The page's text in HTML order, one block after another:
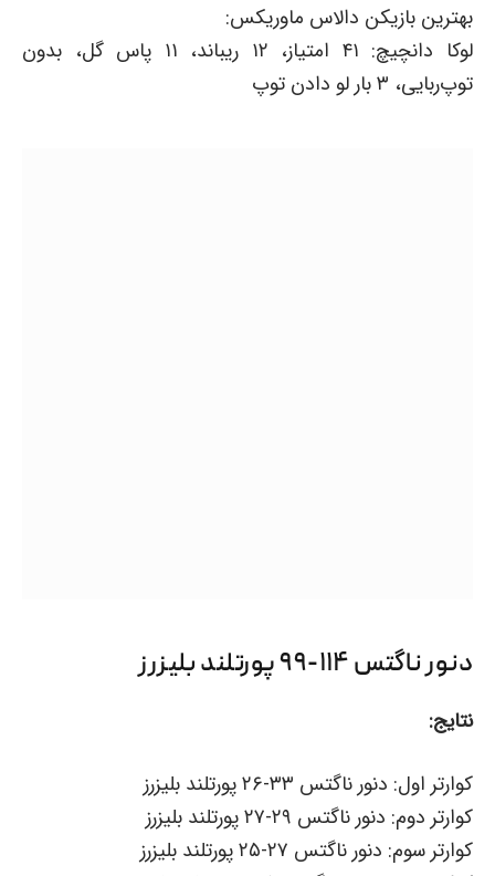
بهترین بازیکن دالاس ماوریکس:
لوکا دانچیچ: ۴۱ امتیاز، ۱۲ ریباند، ۱۱ پاس گل، بدون
توپ‌ربایی، ۳ بار لو دادن توپ
دنور ناگتس ۱۱۴-۹۹ پورتلند بلیزرز
نتایج:
کوارتر اول: دنور ناگتس ۳۳-۲۶ پورتلند بلیزرز
کوارتر دوم: دنور ناگتس ۲۹-۲۷ پورتلند بلیزرز
کوارتر سوم: دنور ناگتس ۲۷-۲۵ پورتلند بلیزرز